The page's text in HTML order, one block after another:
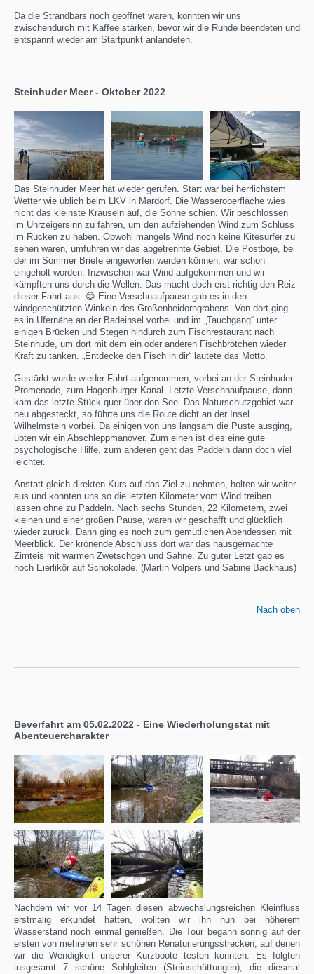
Da die Strandbars noch geöffnet waren, konnten wir uns
zwischendurch mit Kaffee stärken, bevor wir die Runde beendeten und
entspannt wieder am Startpunkt anlandeten.
Steinhuder Meer - Oktober 2022
Das Steinhuder Meer hat wieder gerufen. Start war bei herrlichstem
Wetter wie üblich beim LKV in Mardorf. Die Wasseroberfläche wies
nicht das kleinste Kräuseln auf, die Sonne schien. Wir beschlossen
im Uhrzeigersinn zu fahren, um den aufziehenden Wind zum Schluss
im Rücken zu haben. Obwohl mangels Wind noch keine Kitesurfer zu
sehen waren, umfuhren wir das abgetrennte Gebiet. Die Postboje, bei
der im Sommer Briefe eingeworfen werden können, war schon
eingeholt worden. Inzwischen war Wind aufgekommen und wir
kämpften uns durch die Wellen. Das macht doch erst richtig den Reiz
dieser Fahrt aus. 😊 Eine Verschnaufpause gab es in den
windgeschützten Winkeln des Großenheidorngrabens. Von dort ging
es in Ufernähe an der Badeinsel vorbei und im „Tauchgang“ unter
einigen Brücken und Stegen hindurch zum Fischrestaurant nach
Steinhude, um dort mit dem ein oder anderen Fischbrötchen wieder
Kraft zu tanken. „Entdecke den Fisch in dir“ lautete das Motto.
Gestärkt wurde wieder Fahrt aufgenommen, vorbei an der Steinhuder
Promenade, zum Hagenburger Kanal. Letzte Verschnaufpause, dann
kam das letzte Stück quer über den See. Das Naturschutzgebiet war
neu abgesteckt, so führte uns die Route dicht an der Insel
Wilhelmstein vorbei. Da einigen von uns langsam die Puste ausging,
übten wir ein Abschleppmanöver. Zum einen ist dies eine gute
psychologische Hilfe, zum anderen geht das Paddeln dann doch viel
leichter.
Anstatt gleich direkten Kurs auf das Ziel zu nehmen, holten wir weiter
aus und konnten uns so die letzten Kilometer vom Wind treiben
lassen ohne zu Paddeln. Nach sechs Stunden, 22 Kilometern, zwei
kleinen und einer großen Pause, waren wir geschafft und glücklich
wieder zurück. Dann ging es noch zum gemütlichen Abendessen mit
Meerblick. Der krönende Abschluss dort war das hausgemachte
Zimteis mit warmen Zwetschgen und Sahne. Zu guter Letzt gab es
noch Eierlikör auf Schokolade. (Martin Volpers und Sabine Backhaus)
Nach oben
Beverfahrt am 05.02.2022 - Eine Wiederholungstat mit
Abenteuercharakter
Nachdem wir vor 14 Tagen diesen abwechslungsreichen Kleinfluss
erstmalig erkundet hatten, wollten wir ihn nun bei höherem
Wasserstand noch einmal genießen. Die Tour begann sonnig auf der
ersten von mehreren sehr schönen Renaturierungsstrecken, auf denen
wir die Wendigkeit unserer Kurzboote testen konnten. Es folgten
insgesamt 7 schöne Sohlgleiten (Steinschüttungen), die diesmal